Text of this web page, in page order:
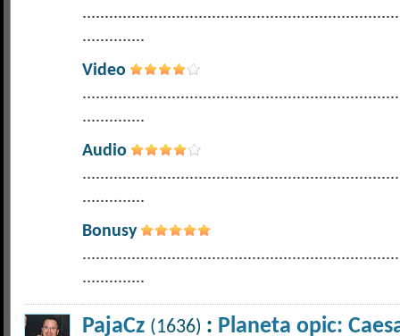
..............
Video
..............
Audio
..............
Bonusy
..............
PajaCz (1636) : Planeta opic: